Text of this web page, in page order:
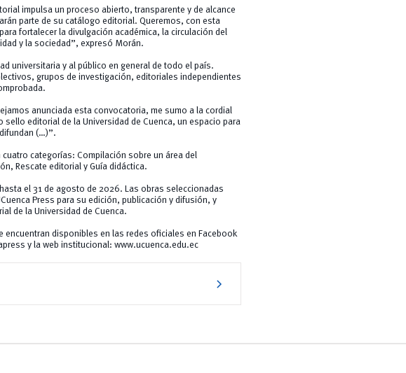
impulsa un proceso abierto, transparente y de alcance
parte de su catálogo editorial. Queremos, con esta
fortalecer la divulgación académica, la circulación del
y la sociedad”, expresó Morán.
universitaria y al público en general de todo el país.
grupos de investigación, editoriales independientes
anunciada esta convocatoria, me sumo a la cordial
sello editorial de la Universidad de Cuenca, un espacio para
(…)”.
categorías: Compilación sobre un área del
Rescate editorial y Guía didáctica.
el 31 de agosto de 2026. Las obras seleccionadas
Press para su edición, publicación y difusión, y
de la Universidad de Cuenca.
encuentran disponibles en las redes oficiales en Facebook
y la web institucional: www.ucuenca.edu.ec
chevron_right